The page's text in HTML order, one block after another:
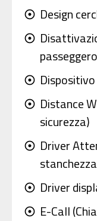
adjust Design
adjust
passeggero
adjust
adjust Distance
sicurezza)
adjust Driver
adjust Driver
adjust E-Call